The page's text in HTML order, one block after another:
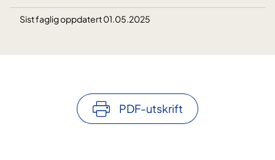
Sist faglig oppdatert 01.05.2025
PDF-utskrift